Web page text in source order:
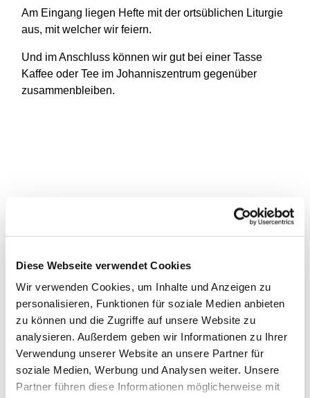
Diese Webseite verwendet Cookies
Wir verwenden Cookies, um Inhalte und Anzeigen zu
personalisieren, Funktionen für soziale Medien anbieten
zu können und die Zugriffe auf unsere Website zu
analysieren. Außerdem geben wir Informationen zu Ihrer
Verwendung unserer Website an unsere Partner für
soziale Medien, Werbung und Analysen weiter. Unsere
Partner führen diese Informationen möglicherweise mit
Am Eingang liegen Hefte mit der ortsüblichen Liturgie
aus, mit welcher wir feiern.
Und im Anschluss können wir gut bei einer Tasse
Kaffee oder Tee im Johanniszentrum gegenüber
zusammenbleiben.